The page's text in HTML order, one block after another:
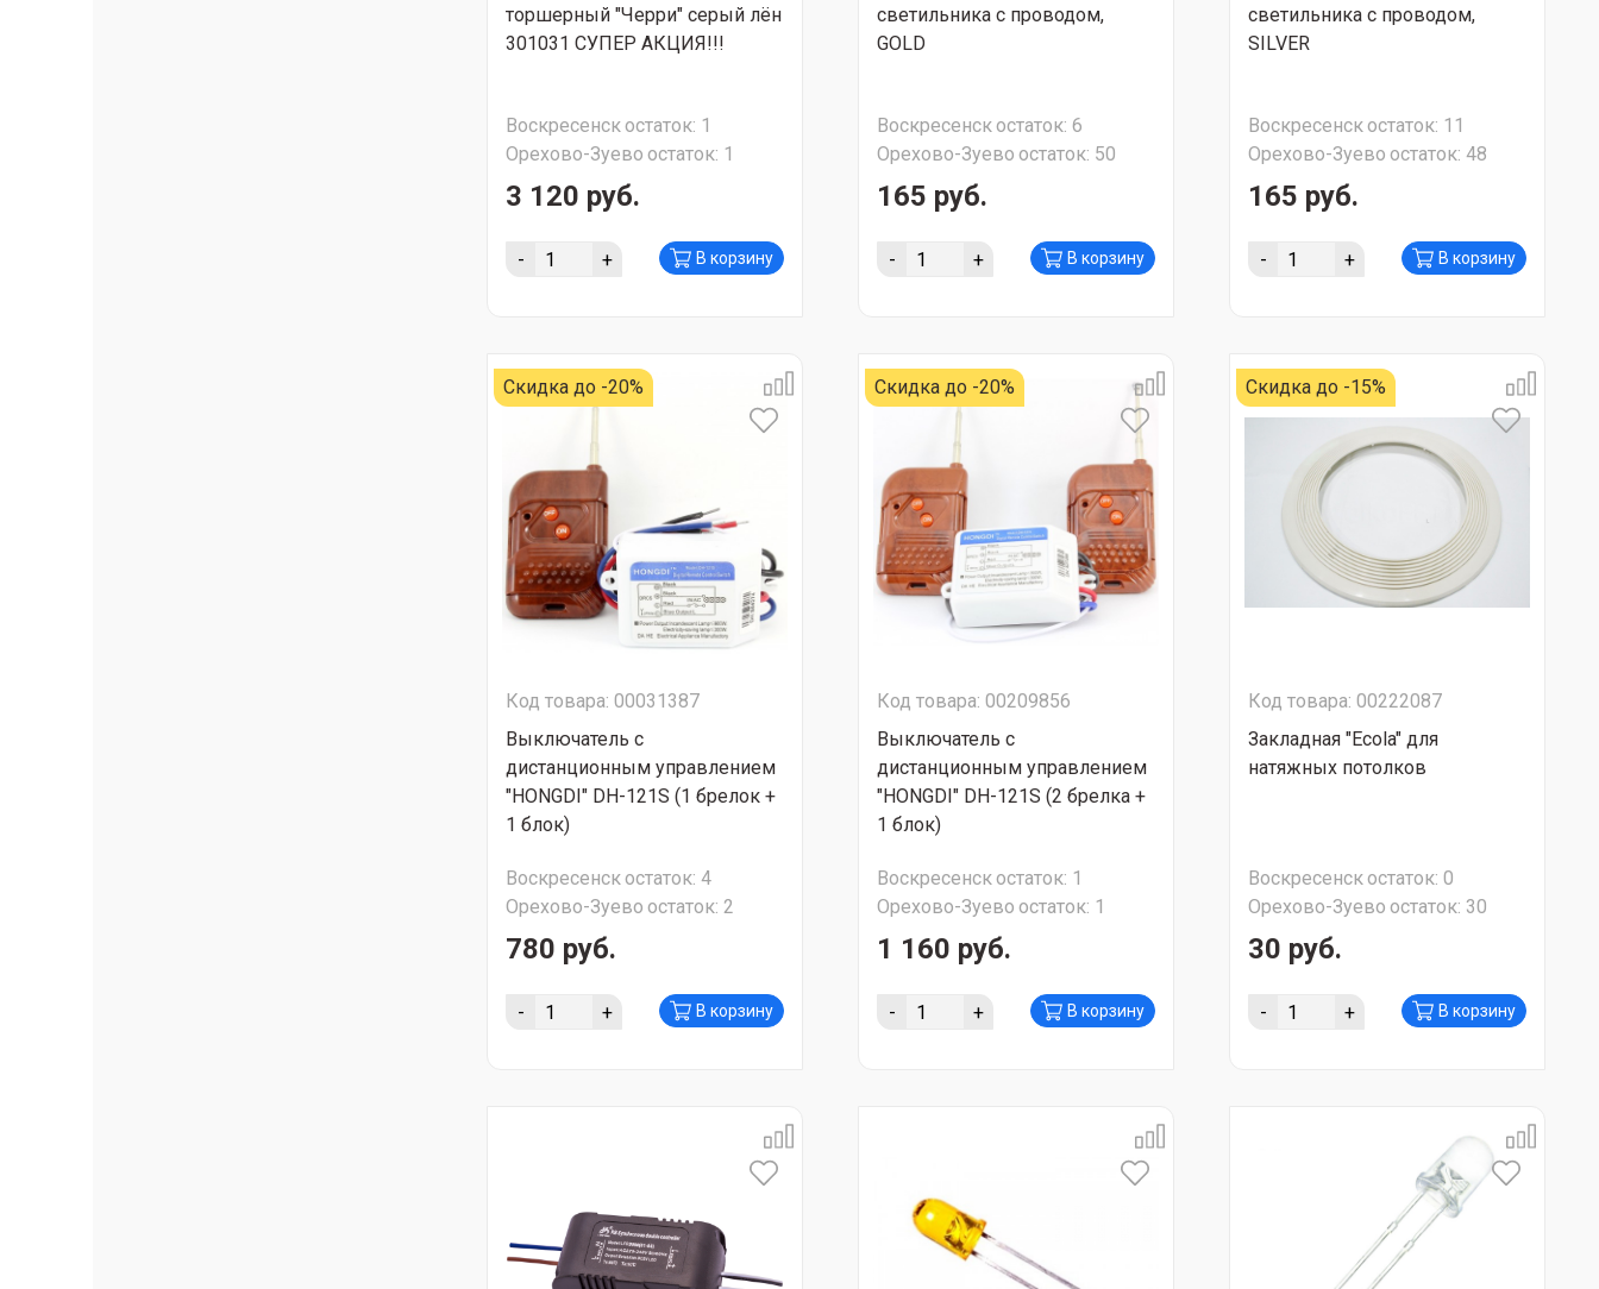
торшерный "Черри" серый лён
301031 СУПЕР АКЦИЯ!!!
Воскресенскостаток: 1
Орехово-Зуево остаток: 1
3 120 руб.
- + В корзину
светильника с проводом,
GOLD
Воскресенскостаток: 6
Орехово-Зуево остаток: 50
165 руб.
- + В корзину
светильника с проводом,
SILVER
Воскресенскостаток: 11
Орехово-Зуево остаток: 48
165 руб.
- + В корзину
Скидка до -20%
Код товара: 00031387
Выключатель с
дистанционным управлением
"HONGDI" DH-121S (1 брелок +
1 блок)
Воскресенскостаток: 4
Орехово-Зуево остаток: 2
780 руб.
- + В корзину
Скидка до -20%
Код товара: 00209856
Выключатель с
дистанционным управлением
"HONGDI" DH-121S (2 брелка +
1 блок)
Воскресенскостаток: 1
Орехово-Зуево остаток: 1
1 160 руб.
- + В корзину
Скидка до -15%
Код товара: 00222087
Закладная "Ecola" для
натяжных потолков
Воскресенскостаток: 0
Орехово-Зуево остаток: 30
30 руб.
- + В корзину